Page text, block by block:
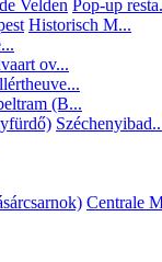
Pop-up
Historisch M...
ov...
(B...
Centrale